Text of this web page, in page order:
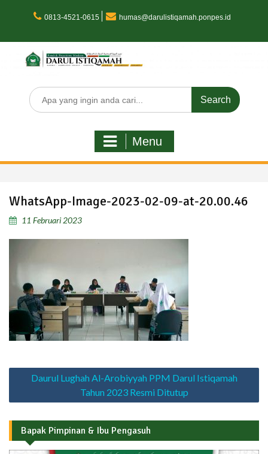
0813-4521-0615 humas@darulistiqamah.ponpes.id
Search
for:
Menu
WhatsApp-Image-2023-02-09-at-20.00.46
11 Februari 2023
Navigasi
Daurul Lughah Al-Arobiyyah PPM Darul Istiqamah
Tahun 2023 Resmi Ditutup
Bapak Pimpinan & Ibu Pengasuh